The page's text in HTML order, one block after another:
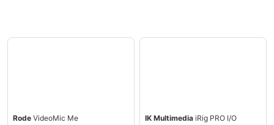
Rode VideoMic Me IK Multimedia iRig PRO I/O